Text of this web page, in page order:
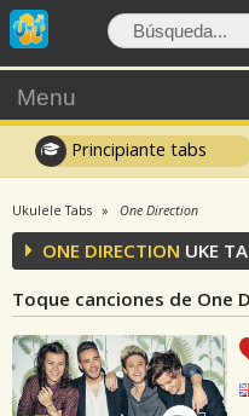
Menu
Principiante tabs
Ukulele Tabs One Direction
ONE DIRECTION UKE
Toque canciones de One